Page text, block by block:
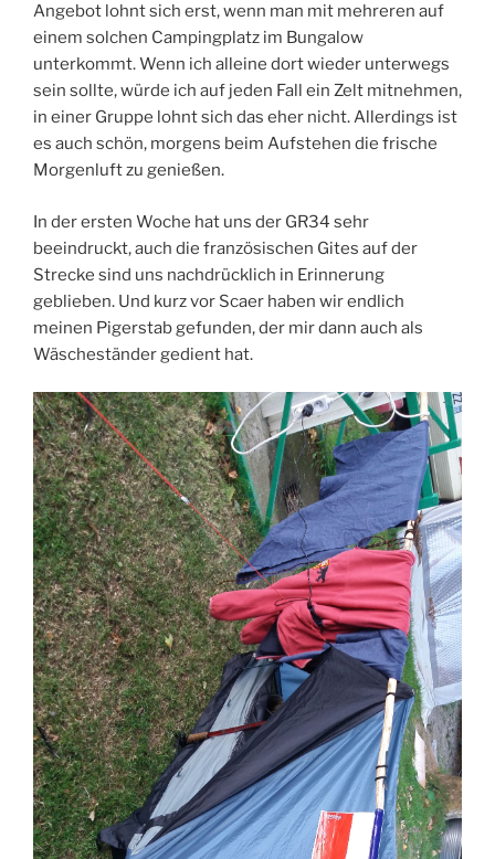
Angebot lohnt sich erst, wenn man mit mehreren auf
einem solchen Campingplatz im Bungalow
unterkommt. Wenn ich alleine dort wieder unterwegs
sein sollte, würde ich auf jeden Fall ein Zelt mitnehmen,
in einer Gruppe lohnt sich das eher nicht. Allerdings ist
es auch schön, morgens beim Aufstehen die frische
Morgenluft zu genießen.
In der ersten Woche hat uns der GR34 sehr
beeindruckt, auch die französischen Gites auf der
Strecke sind uns nachdrücklich in Erinnerung
geblieben. Und kurz vor Scaer haben wir endlich
meinen Pigerstab gefunden, der mir dann auch als
Wäscheständer gedient hat.